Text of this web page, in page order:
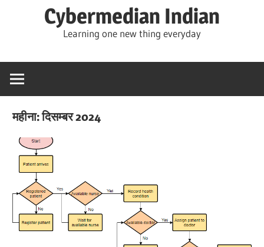
Cybermedian Indian
Learning one new thing everyday
महीना:दिसम्बर 2024